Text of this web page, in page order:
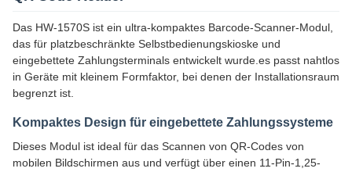
Das HW-1570S ist ein ultra-kompaktes Barcode-Scanner-Modul,
das für platzbeschränkte Selbstbedienungskioske und
eingebettete Zahlungsterminals entwickelt wurde.es passt nahtlos
in Geräte mit kleinem Formfaktor, bei denen der Installationsraum
begrenzt ist.
Kompaktes Design für eingebettete Zahlungssysteme
Dieses Modul ist ideal für das Scannen von QR-Codes von
mobilen Bildschirmen aus und verfügt über einen 11-Pin-1,25-